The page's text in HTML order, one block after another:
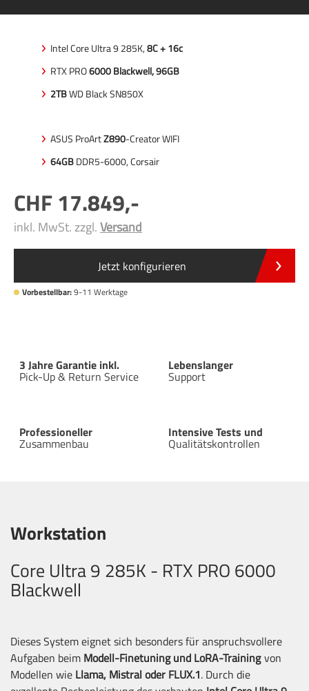
Intel Core Ultra 9 285K,8C + 16c
RTX PRO6000 Blackwell, 96GB
2TBWD Black SN850X
ASUS ProArtZ890-Creator WIFI
64GBDDR5-6000, Corsair
17.849,-
inkl. MwSt. zzgl.Versand
Jetzt konfigurieren
Vorbestellbar:9-11 Werktage
3 Jahre Garantie inkl.
Pick-Up & Return Service
Lebenslanger
Support
Professioneller
Zusammenbau
Intensive Tests und
Qualitätskontrollen
Workstation
Core Ultra 9 285K - RTX PRO 6000
Blackwell
Dieses System eignet sich besonders für anspruchsvollere
Aufgaben beim Modell-Finetuning und LoRA-Trainingvon
Modellen wie Llama, Mistral oder FLUX.1. Durch die